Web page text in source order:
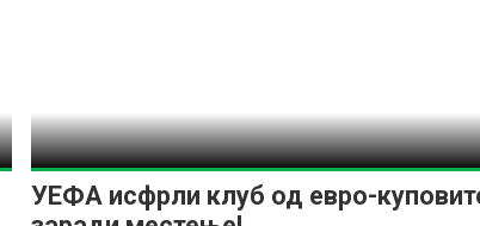
УЕФА исфрли клуб од евро-